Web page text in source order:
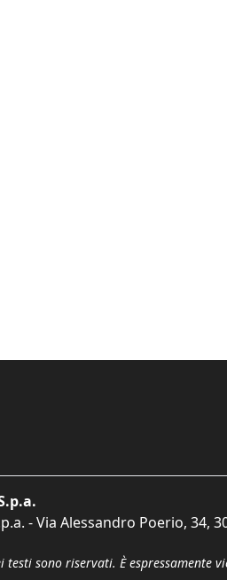
- Via Alessandro Poerio, 34,
sono riservati. È espressamente